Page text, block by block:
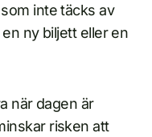
inte täcks av
ny biljett eller en
när dagen är
risken att